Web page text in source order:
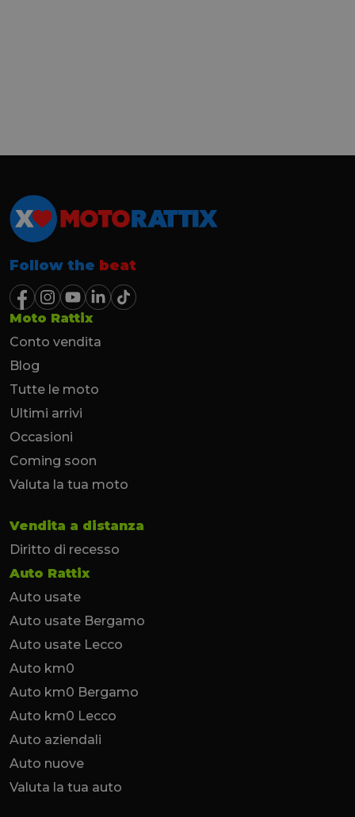
Follow the beat
Moto Rattix
Conto vendita
Blog
Tutte le moto
Ultimi arrivi
Occasioni
Coming soon
Valuta la tua moto
Vendita a distanza
Diritto di recesso
Auto Rattix
Auto usate
Auto usate Bergamo
Auto usate Lecco
Auto km0
Auto km0 Bergamo
Auto km0 Lecco
Auto aziendali
Auto nuove
Valuta la tua auto